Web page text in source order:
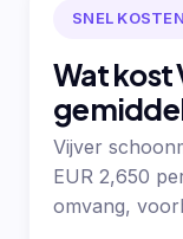
SNEL
Wat kost
Vijver
EUR 2,650
omvang,